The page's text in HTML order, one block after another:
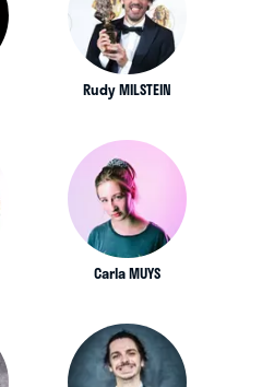
Rudy MILSTEIN
Carla MUYS